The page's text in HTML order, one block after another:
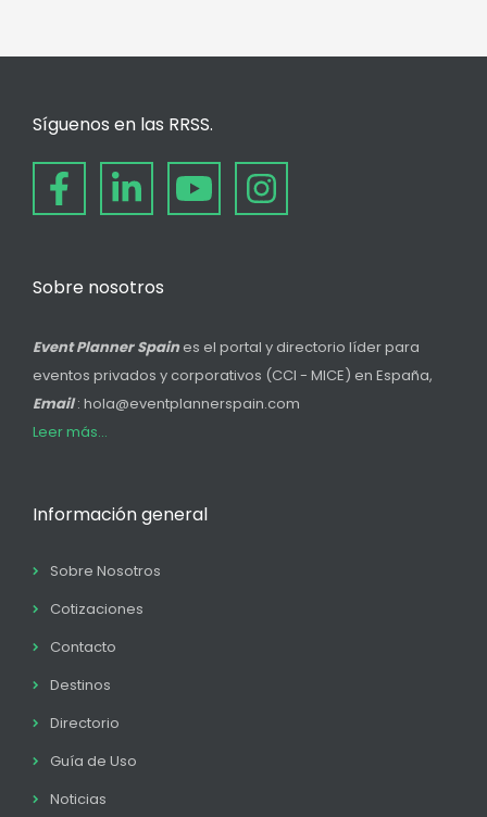
Síguenos en las RRSS.
Sobre nosotros
Event Planner Spain es el portal y directorio líder para
eventos privados y corporativos (CCI - MICE) en España,
Email: hola@eventplannerspain.com
Leer más...
Información general
Sobre Nosotros
Cotizaciones
Contacto
Destinos
Directorio
Guía de Uso
Noticias